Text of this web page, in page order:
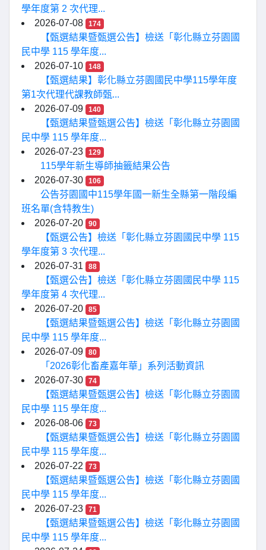
學年度第 2 次代理...
2026-07-08
174
【甄選結果暨甄選公告】檢送「彰化縣立芬園國
民中學 115 學年度...
2026-07-10
148
【甄選結果】彰化縣立芬園國民中學115學年度
第1次代理代課教師甄...
2026-07-09
140
【甄選結果暨甄選公告】檢送「彰化縣立芬園國
民中學 115 學年度...
2026-07-23
129
115學年新生導師抽籤結果公告
2026-07-30
106
公告芬園國中115學年國一新生全縣第一階段編
班名單(含特教生)
2026-07-20
90
【甄選公告】檢送「彰化縣立芬園國民中學 115
學年度第 3 次代理...
2026-07-31
88
【甄選公告】檢送「彰化縣立芬園國民中學 115
學年度第 4 次代理...
2026-07-20
85
【甄選結果暨甄選公告】檢送「彰化縣立芬園國
民中學 115 學年度...
2026-07-09
80
「2026彰化畜產嘉年華」系列活動資訊
2026-07-30
74
【甄選結果暨甄選公告】檢送「彰化縣立芬園國
民中學 115 學年度...
2026-08-06
73
【甄選結果暨甄選公告】檢送「彰化縣立芬園國
民中學 115 學年度...
2026-07-22
73
【甄選結果暨甄選公告】檢送「彰化縣立芬園國
民中學 115 學年度...
2026-07-23
71
【甄選結果暨甄選公告】檢送「彰化縣立芬園國
民中學 115 學年度...